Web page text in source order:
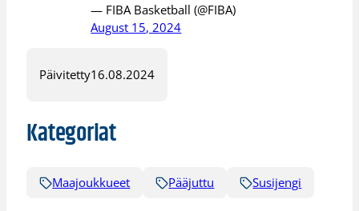
— FIBA Basketball (@FIBA)
August 15, 2024
Päivitetty16.08.2024
Kategoriat
Maajoukkueet Pääjuttu Susijengi